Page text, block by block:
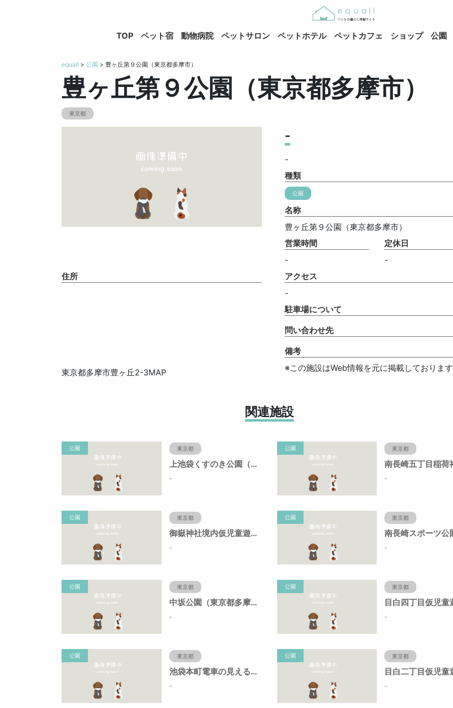
TOP ペット宿 動物病院 ペットサロン ペットホテル ペットカフェ ショップ 公園
equall > 公園 > 豊ヶ丘第９公園（東京都多摩市）
豊ヶ丘第９公園（東京都多摩市）
東京都
-
-
種類
公園
名称
豊ヶ丘第９公園（東京都多摩市）
営業時間
-
定休日
-
住所
東京都多摩市豊ヶ丘2-3MAP
アクセス
-
駐車場について
問い合わせ先
備考
※この施設はWeb情報を元に掲載しております
関連施設
公園 東京都
上池袋くすのき公園（東京都豊島区）
-
公園 東京都
-
公園 東京都
御嶽神社境内仮児童遊園（東京都豊島区）
-
公園 東京都
-
公園 東京都
中坂公園（東京都多摩市）
-
公園 東京都
-
公園 東京都
池袋本町電車の見える公園（東京都豊島区）
-
公園 東京都
-